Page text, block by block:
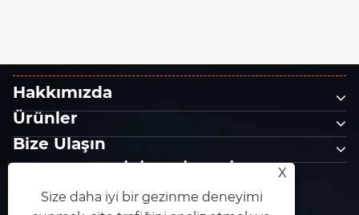
Hakkımızda
Ürünler
Bize Ulaşın
BİZİ TAKİP EDİN
X
Size daha iyi bir gezinme deneyimi